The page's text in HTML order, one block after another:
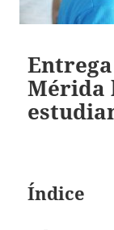
Mérida
Índice